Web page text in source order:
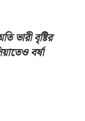
ভারী বৃষ্টির
বর্ষা